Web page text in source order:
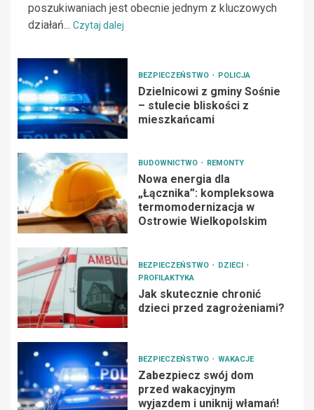
poszukiwaniach jest obecnie jednym z kluczowych
działań... Czytaj dalej
BEZPIECZEŃSTWO POLICJA
Dzielnicowi z gminy Sośnie
– stulecie bliskości z
mieszkańcami
BUDOWNICTWO REMONTY
Nowa energia dla
„Łącznika”: kompleksowa
termomodernizacja w
Ostrowie Wielkopolskim
BEZPIECZEŃSTWO
DZIECI
PROFILAKTYKA
Jak skutecznie chronić
dzieci przed zagrożeniami?
BEZPIECZEŃSTWO WAKACJE
Zabezpiecz swój dom
przed wakacyjnym
wyjazdem i uniknij włamań!